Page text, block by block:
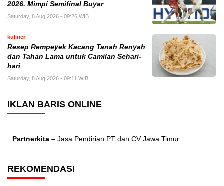
2026, Mimpi Semifinal Buyar
Saturday, 8 Aug 2026 - 09:26 WIB
kuliner
Resep Rempeyek Kacang Tanah Renyah
dan Tahan Lama untuk Camilan Sehari-
hari
Saturday, 8 Aug 2026 - 09:11 WIB
IKLAN BARIS ONLINE
Partnerkita – Jasa Pendirian PT dan CV Jawa Timur
REKOMENDASI